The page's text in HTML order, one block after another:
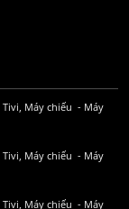
Tivi, Máy chiếu - Máy
Tivi, Máy chiếu - Máy
Tivi, Máy chiếu - Máy